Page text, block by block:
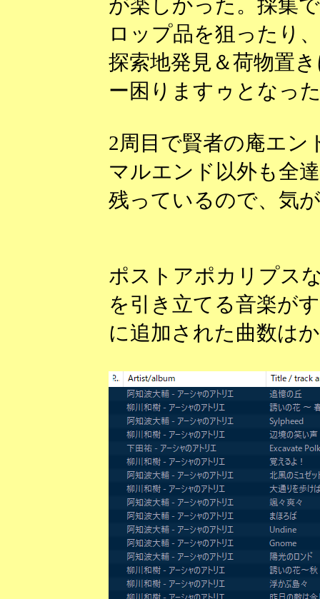
が楽しかった。採集
ロップ品を狙ったり
探索地発見＆荷物置
ー困りますゥとなっ
2周目で賢者の庵エン
マルエンド以外も全
残っているので、気
ポストアポカリプス
を引き立てる音楽が
に追加された曲数は